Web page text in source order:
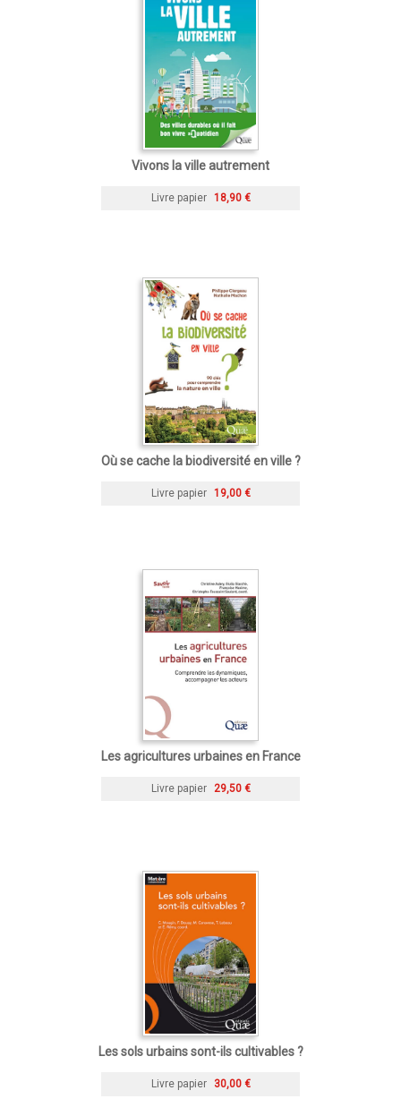
Vivons la ville autrement
Livre papier 18,90 €
Où se cache la biodiversité en ville ?
Livre papier 19,00 €
Les agricultures urbaines en France
Livre papier 29,50 €
Les sols urbains sont-ils cultivables ?
Livre papier 30,00 €